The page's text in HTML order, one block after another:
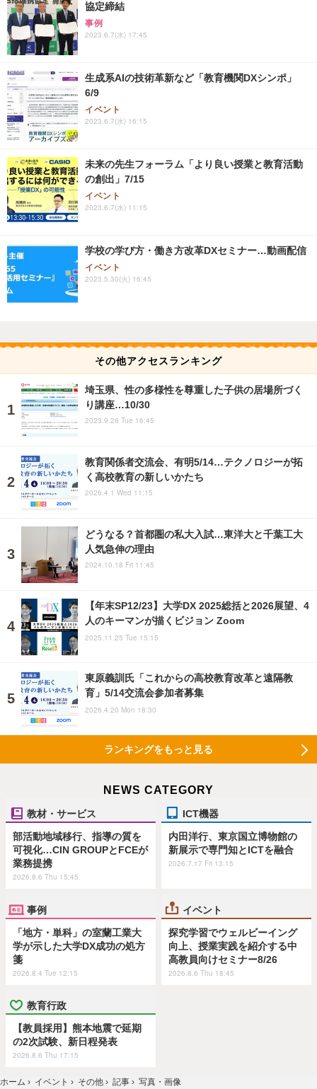
協定締結
事例
2023.6.7(水) 17:45
生成系AIの技術革新など「教育機関DXシンポ」
6/9
イベント
2023.6.7(水) 16:15
未来の先生フォーラム「より良い授業と教育活動
の創出」7/15
イベント
2023.6.7(水) 11:15
学校の学び方・働き方改革DXセミナー…動画配信
イベント
2023.5.30(火) 16:45
その他アクセスランキング
埼玉県、性の多様性を尊重した子供の居場所づく
り講座…10/30
2023.9.26 Tue 16:45
教育関係者交流会、有明5/14…テクノロジーが拓
く高校教育の新しいかたち
2026.4.1 Wed 11:15
どうなる？首都圏の私大入試…東洋大と千葉工大
人気急伸の理由
2024.10.18 Fri 11:45
【年末SP12/23】大学DX 2025総括と2026展望、4
人のキーマンが描くビジョン Zoom
2025.11.25 Tue 15:15
東原義訓氏「これからの高校教育改革と遠隔教
育」5/14交流会参加者募集
2026.4.20 Mon 18:30
ランキングをもっと見る
NEWS CATEGORY
教材・サービス
部活動地域移行、指導の質を
可視化…CIN GROUPとFCEが
業務提携
2026.8.6 Thu 15:45
ICT機器
内田洋行、東京国立博物館の
新展示で専門知とICTを融合
2026.7.17 Fri 13:15
事例
「地方・単科」の室蘭工業大
学が示した大学DX成功の処方
箋
2026.8.4 Tue 12:15
イベント
探究学習でウェルビーイング
向上、授業実践を紹介する中
高教員向けセミナー8/26
2026.8.6 Thu 18:45
教育行政
【教員採用】熊本地震で延期
の2次試験、新日程発表
2026.8.6 Thu 17:15
ホーム › イベント › その他 › 記事 › 写真・画像